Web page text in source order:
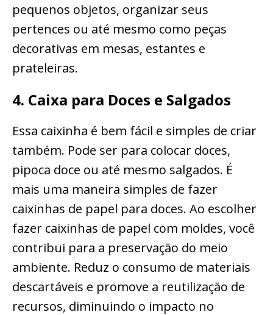
pequenos objetos, organizar seus
pertences ou até mesmo como peças
decorativas em mesas, estantes e
prateleiras.
4. Caixa para Doces e Salgados
Essa caixinha é bem fácil e simples de criar
também. Pode ser para colocar doces,
pipoca doce ou até mesmo salgados. É
mais uma maneira simples de fazer
caixinhas de papel para doces. Ao escolher
fazer caixinhas de papel com moldes, você
contribui para a preservação do meio
ambiente. Reduz o consumo de materiais
descartáveis e promove a reutilização de
recursos, diminuindo o impacto no